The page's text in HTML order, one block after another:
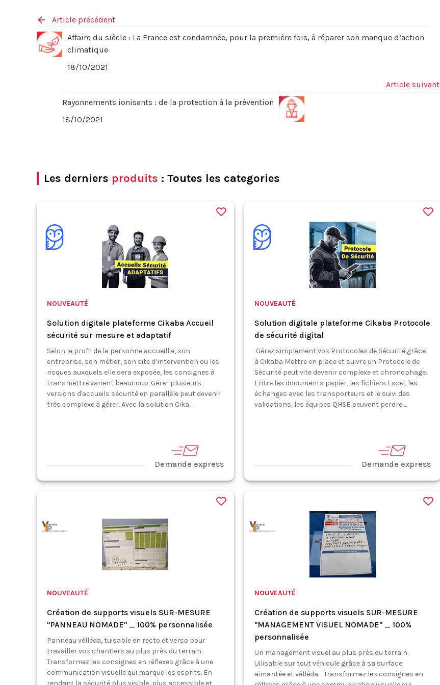
Article précédent
Affaire du siècle : La France est condamnée, pour la première fois, à réparer son manque d’action
climatique
18/10/2021
Article suivant
Rayonnements ionisants : de la protection à la prévention
18/10/2021
Les derniers produits : Toutes les categories
NOUVEAUTÉ
Solution digitale plateforme Cikaba Accueil
sécurité sur mesure et adaptatif
Selon le profil de la personne accueillie, son
entreprise, son métier, son site d’intervention ou les
risques auxquels elle sera exposée, les consignes à
transmettre varient beaucoup. Gérer plusieurs
versions d'accueils sécurité en parallèle peut devenir
très complexe à gérer. Avec la solution Cika...
Demande express
NOUVEAUTÉ
Solution digitale plateforme Cikaba Protocole
de sécurité digital
Gérez simplement vos Protocoles de Sécurité grâce
à Cikaba Mettre en place et suivre un Protocole de
Sécurité peut vite devenir complexe et chronophage.
Entre les documents papier, les fichiers Excel, les
échanges avec les transporteurs et le suivi des
validations, les équipes QHSE peuvent perdre ...
Demande express
NOUVEAUTÉ
Création de supports visuels SUR-MESURE
"PANNEAU NOMADE" _ 100% personnalisée
Panneau vélléda, tuisable en recto et verso pour
travailler vos chantiers au plus près du terrain.
Transformez les consignes en réflexes grâce à une
communication visuelle qui marque les esprits. En
rendant la sécurité plus visible, plus accessible et
NOUVEAUTÉ
Création de supports visuels SUR-MESURE
"MANAGEMENT VISUEL NOMADE" _ 100%
personnalisée
Un management visuel au plus près du terrain.
Uilisable sur tout véhicule grâce à sa surface
aimantée et vélléda. Transformez les consignes en